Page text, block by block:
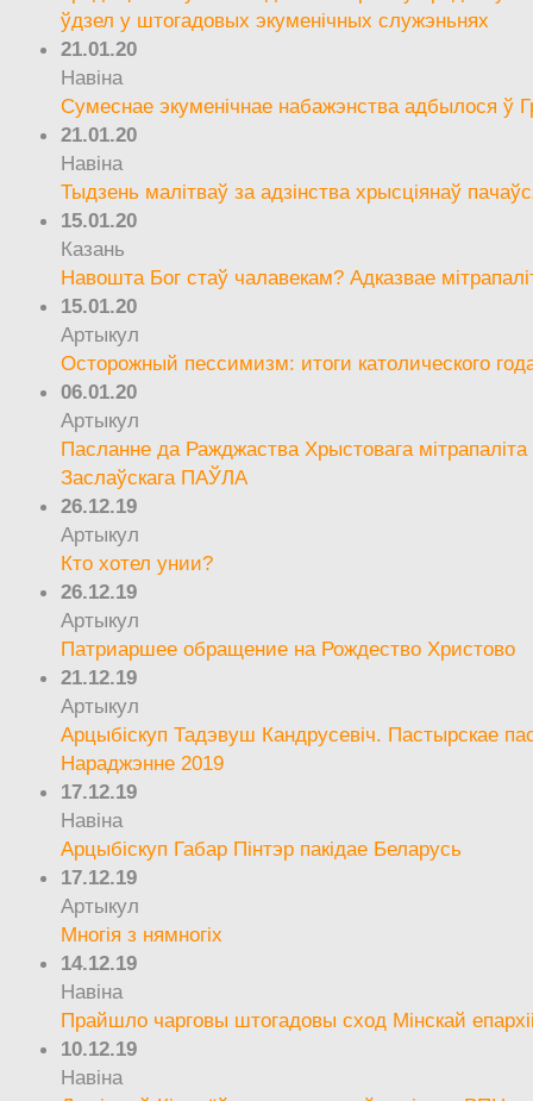
ўдзел у штогадовых экуменічных служэньнях
21.01.20
Навіна
Сумеснае экуменічнае набажэнства адбылося ў
21.01.20
Навіна
Тыдзень малітваў за адзінства хрысціянаў
15.01.20
Казань
Навошта Бог стаў чалавекам? Адказвае
15.01.20
Артыкул
Осторожный пессимизм: итоги католического
06.01.20
Артыкул
Пасланне да Ражджаства Хрыстовага мітрапаліта
Заслаўскага ПАЎЛА
26.12.19
Артыкул
Кто хотел унии?
26.12.19
Артыкул
Патриаршее обращение на Рождество Христово
21.12.19
Артыкул
Арцыбіскуп Тадэвуш Кандрусевіч. Пастырскае
Нараджэнне 2019
17.12.19
Навіна
Арцыбіскуп Габар Пінтэр пакідае Беларусь
17.12.19
Артыкул
Многія з нямногіх
14.12.19
Навіна
Прайшло чарговы штогадовы сход Мінскай
10.12.19
Навіна